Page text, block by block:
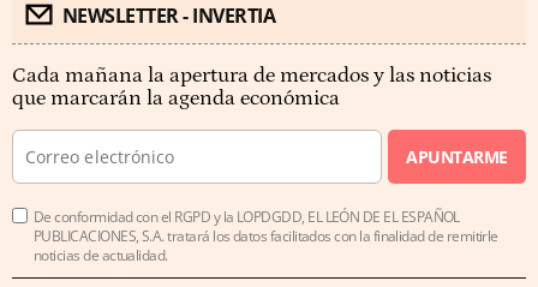
NEWSLETTER - INVERTIA
Cada mañana la apertura de mercados y las noticias
que marcarán la agenda económica
APUNTARME
De conformidad con el RGPD y la LOPDGDD, EL LEÓN DE EL ESPAÑOL
PUBLICACIONES, S.A. tratará los datos facilitados con la finalidad de remitirle
noticias de actualidad.